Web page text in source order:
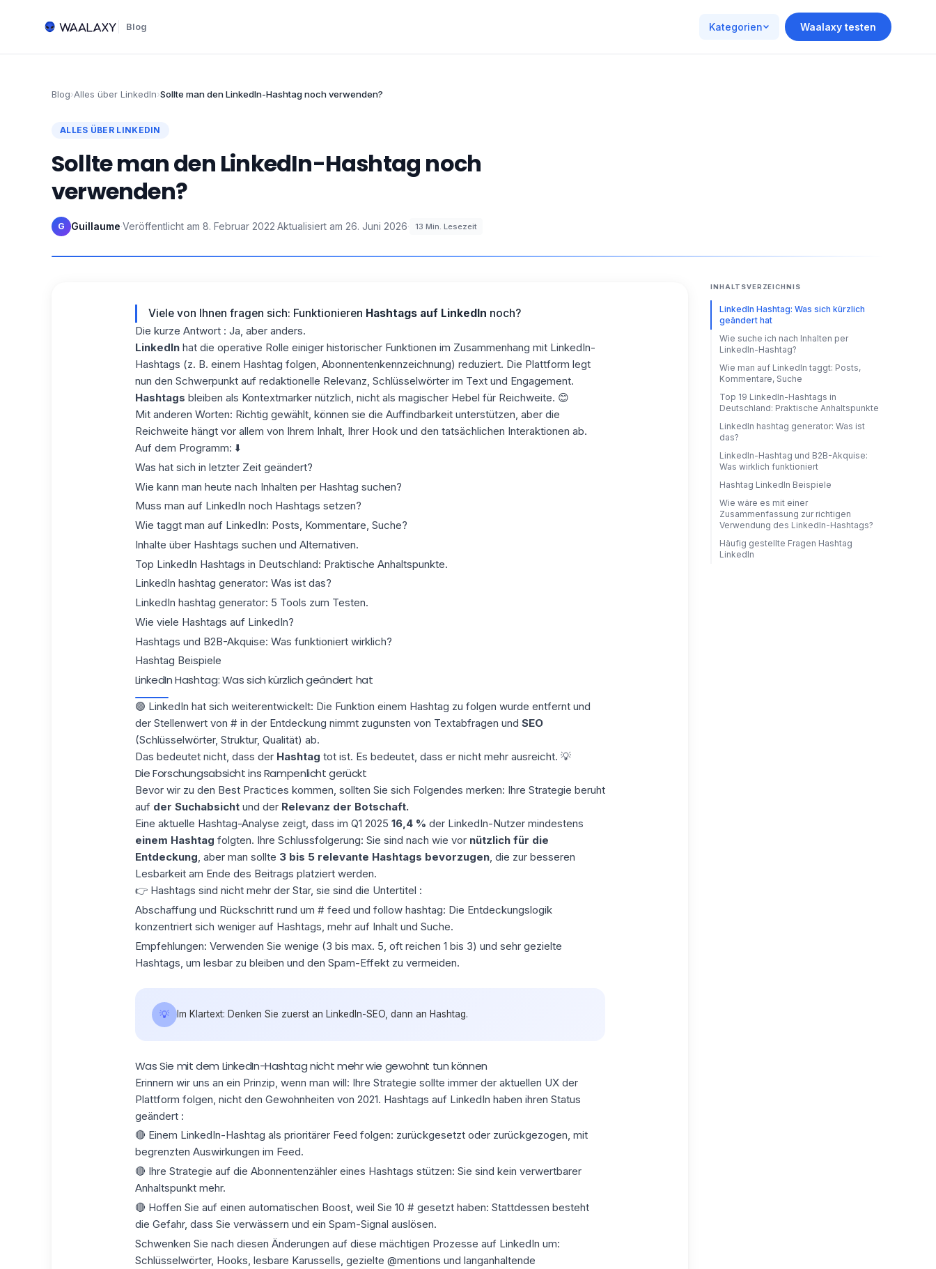
Blog Kategorien Waalaxy testen
Blog›Alles über LinkedIn›Sollte man den LinkedIn-Hashtag noch verwenden?
ALLES ÜBER LINKEDIN
Sollte man den LinkedIn-Hashtag noch
verwenden?
G Guillaume·Veröffentlicht am 8. Februar 2022·Aktualisiert am 26. Juni 2026· 13 Min. Lesezeit
Viele von Ihnen fragen sich: Funktionieren Hashtags auf LinkedIn noch?
Die kurze Antwort : Ja, aber anders.
LinkedInhat die operative Rolle einiger historischer Funktionen im Zusammenhang mit LinkedIn-
Hashtags (z. B. einem Hashtag folgen, Abonnentenkennzeichnung) reduziert. Die Plattform legt
nun den Schwerpunkt auf redaktionelle Relevanz, Schlüsselwörter im Text und Engagement.
Hashtags bleiben als Kontextmarker nützlich, nicht als magischer Hebel für Reichweite. 😊
Mit anderen Worten: Richtig gewählt, können sie die Auffindbarkeit unterstützen, aber die
Reichweite hängt vor allem von Ihrem Inhalt, Ihrer Hook und den tatsächlichen Interaktionen ab.
Auf dem Programm: ⬇️
Was hat sich in letzter Zeit geändert?
Wie kann man heute nach Inhalten per Hashtag suchen?
Muss man auf LinkedIn noch Hashtags setzen?
Wie taggt man auf LinkedIn: Posts, Kommentare, Suche?
Inhalte über Hashtags suchen und Alternativen.
Top LinkedIn Hashtags in Deutschland: Praktische Anhaltspunkte.
LinkedIn hashtag generator: Was ist das?
LinkedIn hashtag generator: 5 Tools zum Testen.
Wie viele Hashtags auf LinkedIn?
Hashtags und B2B-Akquise: Was funktioniert wirklich?
Hashtag Beispiele
LinkedIn Hashtag: Was sich kürzlich geändert hat
🟣 LinkedIn hat sich weiterentwickelt: Die Funktion einem Hashtag zu folgen wurde entfernt und
der Stellenwert von # in der Entdeckung nimmt zugunsten von Textabfragen und SEO
(Schlüsselwörter, Struktur, Qualität) ab.
Das bedeutet nicht, dass der Hashtag tot ist. Es bedeutet, dass er nicht mehr ausreicht. 💡
Die Forschungsabsicht ins Rampenlicht gerückt
Bevor wir zu den Best Practices kommen, sollten Sie sich Folgendes merken: Ihre Strategie beruht
auf der Suchabsichtund der Relevanz der Botschaft.
Eine aktuelle Hashtag-Analyse zeigt, dass im Q1 2025 16,4 % der LinkedIn-Nutzer mindestens
einem Hashtag folgten. Ihre Schlussfolgerung: Sie sind nach wie vor nützlich für die
Entdeckung, aber man sollte 3 bis 5 relevante Hashtags bevorzugen, die zur besseren
Lesbarkeit am Ende des Beitrags platziert werden.
👉 Hashtags sind nicht mehr der Star, sie sind die Untertitel :
Abschaffung und Rückschritt rund um # feed und follow hashtag: Die Entdeckungslogik
konzentriert sich weniger auf Hashtags, mehr auf Inhalt und Suche.
Empfehlungen: Verwenden Sie wenige (3 bis max. 5, oft reichen 1 bis 3) und sehr gezielte
Hashtags , um lesbar zu bleiben und den Spam-Effekt zu vermeiden.
💡 Im Klartext: Denken Sie zuerst an LinkedIn-SEO, dann an Hashtag.
Was Sie mit dem LinkedIn-Hashtag nicht mehr wie gewohnt tun können
Erinnern wir uns an ein Prinzip, wenn man will: Ihre Strategie sollte immer der aktuellen UX der
Plattform folgen, nicht den Gewohnheiten von 2021. Hashtags auf LinkedIn haben ihren Status
geändert :
🔴 Einem LinkedIn-Hashtag als prioritärer Feed folgen: zurückgesetzt oder zurückgezogen, mit
begrenzten Auswirkungen im Feed.
🔴 Ihre Strategie auf die Abonnentenzähler eines Hashtags stützen: Sie sind kein verwertbarer
Anhaltspunkt mehr.
🔴 Hoffen Sie auf einen automatischen Boost, weil Sie 10 # gesetzt haben: Stattdessen besteht
die Gefahr, dass Sie verwässern und ein Spam-Signal auslösen.
Schwenken Sie nach diesen Änderungen aufdiese mächtigen Prozesse auf LinkedIn um:
Schlüsselwörter, Hooks, lesbare Karussells, gezielte @mentions und langanhaltende
INHALTSVERZEICHNIS
LinkedIn Hashtag: Was sich kürzlich
geändert hat
Wie suche ich nach Inhalten per
LinkedIn-Hashtag?
Wie man auf LinkedIn taggt: Posts,
Kommentare, Suche
Top 19 LinkedIn-Hashtags in
Deutschland: Praktische Anhaltspunkte
LinkedIn hashtag generator: Was ist
das?
LinkedIn-Hashtag und B2B-Akquise:
Was wirklich funktioniert
Hashtag LinkedIn Beispiele
Wie wäre es mit einer
Zusammenfassung zur richtigen
Verwendung des LinkedIn-Hashtags?
Häufig gestellte Fragen Hashtag
LinkedIn